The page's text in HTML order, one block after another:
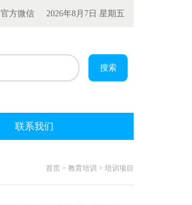
官方微信 2026年8月7日 星期五
联系我们
首页 > 教育培训 > 培训项目